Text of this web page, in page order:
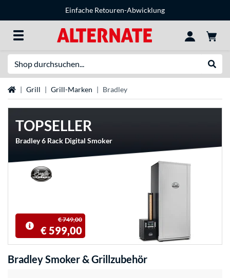
Einfache Retouren-Abwicklung
Startseite
Grill Grill-Marken Bradley
TOPSELLER
Bradley 6 Rack Digital Smoker
€ 749,00
€ 599,00
Bradley Smoker & Grillzubehör